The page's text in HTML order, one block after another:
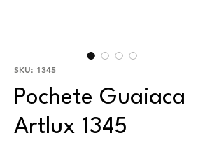
SKU: 1345
Pochete Guaiaca
Artlux 1345